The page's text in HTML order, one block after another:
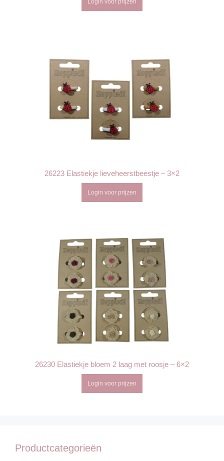
26223 Elastiekje lieveheerstbeestje – 3×2
Login voor prijzen
26230 Elastiekje bloem 2 laag met roosje – 6×2
Login voor prijzen
Productcategorieën